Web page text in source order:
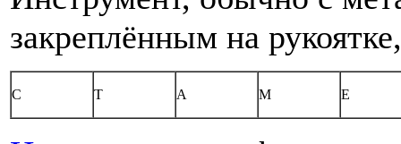
закреплённым на
С Т А М Е